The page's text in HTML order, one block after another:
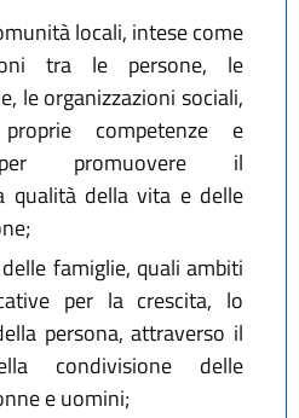
locali, intese come
tra le persone, le
le organizzazioni sociali,
competenze e
per promuovere il
qualità della vita e delle
famiglie, quali ambiti
per la crescita, lo
persona, attraverso il
condivisione delle
e uomini;